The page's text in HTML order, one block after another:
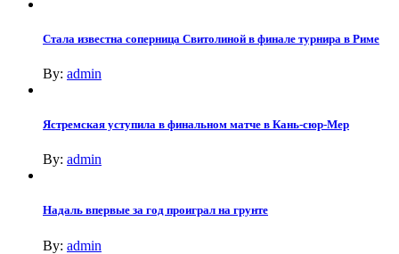
Стала известна соперница Свитолиной в финале турнира в Риме
By: admin
Ястремская уступила в финальном матче в Кань-сюр-Мер
By: admin
Надаль впервые за год проиграл на грунте
By: admin